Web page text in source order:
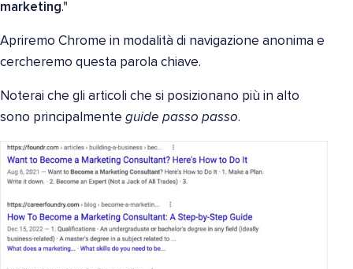
marketing."
Apriremo Chrome in modalità di navigazione anonima e
cercheremo questa parola chiave.
Noterai che gli articoli che si posizionano più in alto
sono principalmente guide passo passo.